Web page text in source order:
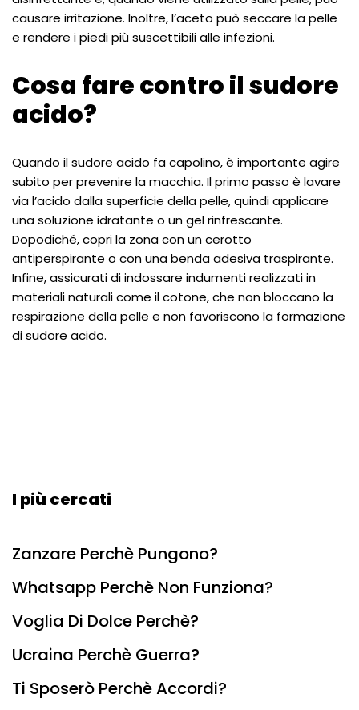
causare irritazione. Inoltre, l’aceto può seccare la pelle
e rendere i piedi più suscettibili alle infezioni.
Cosa fare contro il sudore
acido?
Quando il sudore acido fa capolino, è importante agire
subito per prevenire la macchia. Il primo passo è lavare
via l’acido dalla superficie della pelle, quindi applicare
una soluzione idratante o un gel rinfrescante.
Dopodiché, copri la zona con un cerotto
antiperspirante o con una benda adesiva traspirante.
Infine, assicurati di indossare indumenti realizzati in
materiali naturali come il cotone, che non bloccano la
respirazione della pelle e non favoriscono la formazione
di sudore acido.
I più cercati
Zanzare Perchè Pungono?
Whatsapp Perchè Non Funziona?
Voglia Di Dolce Perchè?
Ucraina Perchè Guerra?
Ti Sposerò Perchè Accordi?